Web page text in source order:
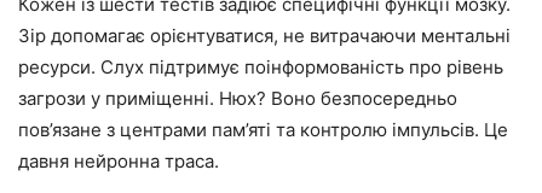
Зір допомагає орієнтуватися, не витрачаючи ментальні
ресурси. Слух підтримує поінформованість про рівень
загрози у приміщенні. Нюх? Воно безпосередньо
пов’язане з центрами пам’яті та контролю імпульсів. Це
давня нейронна траса.